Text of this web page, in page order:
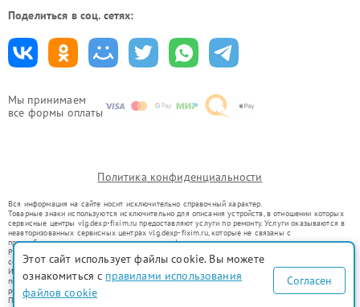
Мы принимаем
все формы оплаты
Поделиться в соц. сетях:
Политика конфиденциальности
Вся информация на сайте носит исключительно справочный характер.
Товарные знаки используются исключительно для описания устройств, в отношении которых
сервисные центры vlg.dexp-fixim.ru предоставляют услуги по ремонту. Услуги оказываются в
неавторизованных сервисных центрах vlg.dexp-fixim.ru, которые не связаны с
правообладателями товарных знаков или их официальными представителями.
Ремонт осуществляется для устройств, уже введенных в гражданский оборот в соответствии
со статьей 1487 ГК РФ.
Использование товарных знаков не преследует цели индивидуализации услуг или введения
потребителей в заблуждение, а служит для информирования о предоставляемых услугах по
ремонту техники указанных брендов.
Представленная на сайте информация не является публичной офертой, определяемой
Этот сайт использует файлы cookie. Вы можете
ознакомиться с правилами использования
файлов cookie
Согласен